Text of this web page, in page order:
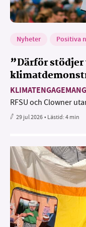
Nyheter Positiva
”Därför
KLIMATENGAGEMANG
RFSU och Clowner
29 jul 2026• Lästid:4 min